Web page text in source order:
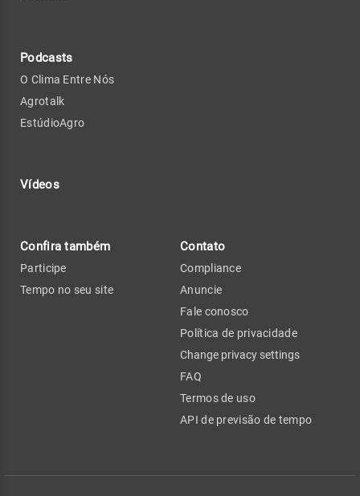
Podcasts
O Clima Entre Nós
Agrotalk
EstúdioAgro
Vídeos
Confira também
Participe
Tempo no seu site
Contato
Compliance
Anuncie
Fale conosco
Política de privacidade
Change privacy settings
FAQ
Termos de uso
API de previsão de tempo